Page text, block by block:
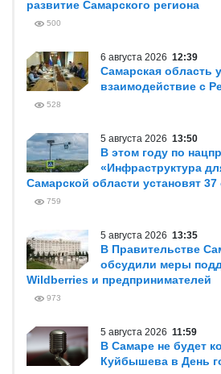
развитие Самарского региона
500
6 августа 2026 12:39
Самарская область
взаимодействие с
528
5 августа 2026 13:50
В этом году по
«Инфраструктура
Самарской области установят
759
5 августа 2026 13:35
В Правительстве
обсудили меры
Wildberries и предпринимателей
973
5 августа 2026 11:59
В Самаре не будет
Куйбышева в День